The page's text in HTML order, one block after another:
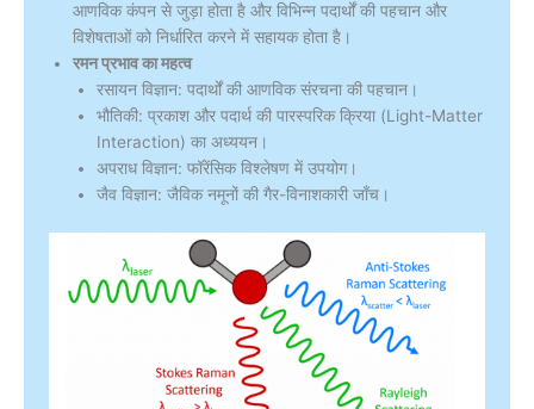
आणविक कंपन से जुड़ा होता है और विभिन्न पदार्थों की पहचान और
विशेषताओं को निर्धारित करने में सहायक होता है।
रमन प्रभाव का महत्व
रसायन विज्ञान: पदार्थों की आणविक संरचना की पहचान।
भौतिकी: प्रकाश और पदार्थ की पारस्परिक क्रिया (Light-Matter
Interaction) का अध्ययन।
अपराध विज्ञान: फॉरेंसिक विश्लेषण में उपयोग।
जैव विज्ञान: जैविक नमूनों की गैर-विनाशकारी जाँच।